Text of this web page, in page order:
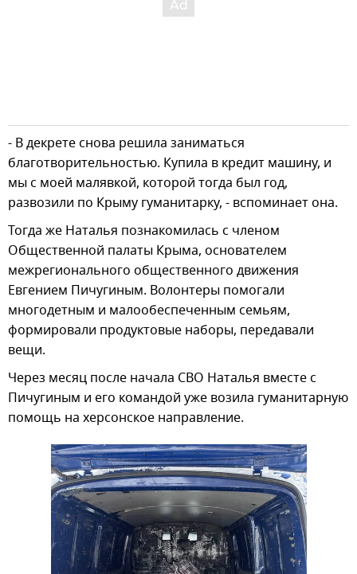
- В декрете снова решила заниматься
благотворительностью. Купила в кредит машину, и
мы с моей малявкой, которой тогда был год,
развозили по Крыму гуманитарку, - вспоминает она.
Тогда же Наталья познакомилась с членом
Общественной палаты Крыма, основателем
межрегионального общественного движения
Евгением Пичугиным. Волонтеры помогали
многодетным и малообеспеченным семьям,
формировали продуктовые наборы, передавали
вещи.
Через месяц после начала СВО Наталья вместе с
Пичугиным и его командой уже возила гуманитарную
помощь на херсонское направление.